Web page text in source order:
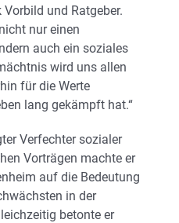
und Ratgeber.
nur einen
auch ein soziales
wird uns allen
für die Werte
lang gekämpft hat.“
Verfechter sozialer
Vorträgen machte er
auf die Bedeutung
in der
betonte er